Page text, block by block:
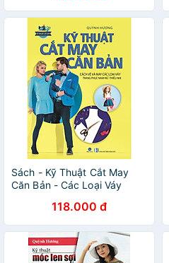
Sách - Kỹ Thuật Cắt May
Căn Bản - Các Loại Váy
Thiếu Nhi - Năm 2022 -
Quỳnh Hương
118.000 đ